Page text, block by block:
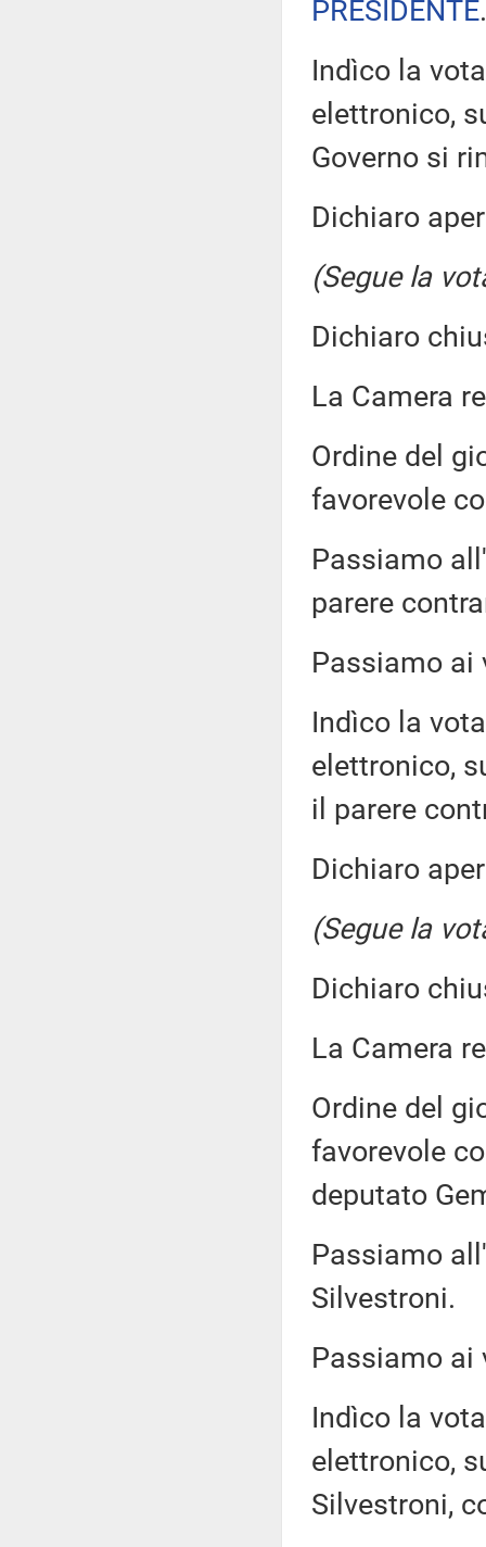
PRESIDENTE
Indìco la
elettronico,
Governo si
Dichiaro
(Segue la
Dichiaro
La Camera
Ordine del
favorevole
Passiamo
parere
Passiamo ai
Indìco la
elettronico,
il parere
Dichiaro
(Segue la
Dichiaro
La Camera
Ordine del
favorevole
deputato
Passiamo
Silvestroni.
Passiamo ai
Indìco la
elettronico,
Silvestroni,